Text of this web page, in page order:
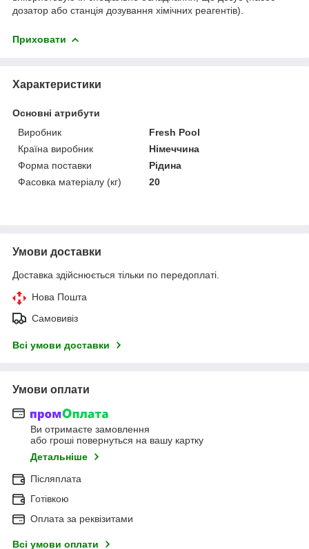
дозатор або станція дозування хімічних реагентів).
Приховати
Характеристики
Основні атрибути
Виробник
Fresh Pool
Країна виробник
Німеччина
Форма поставки
Рідина
Фасовка матеріалу (кг)
20
Умови доставки
Доставка здійснюється тільки по передоплаті.
Нова Пошта
Самовивіз
Всі умови доставки
Умови оплати
Ви отримаєте замовлення
або гроші повернуться на вашу картку
Детальніше
Післяплата
Готівкою
Оплата за реквізитами
Всі умови оплати